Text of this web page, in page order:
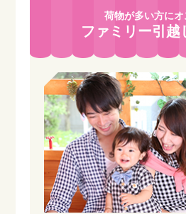
荷物が多い方にオ
ファミリー引越